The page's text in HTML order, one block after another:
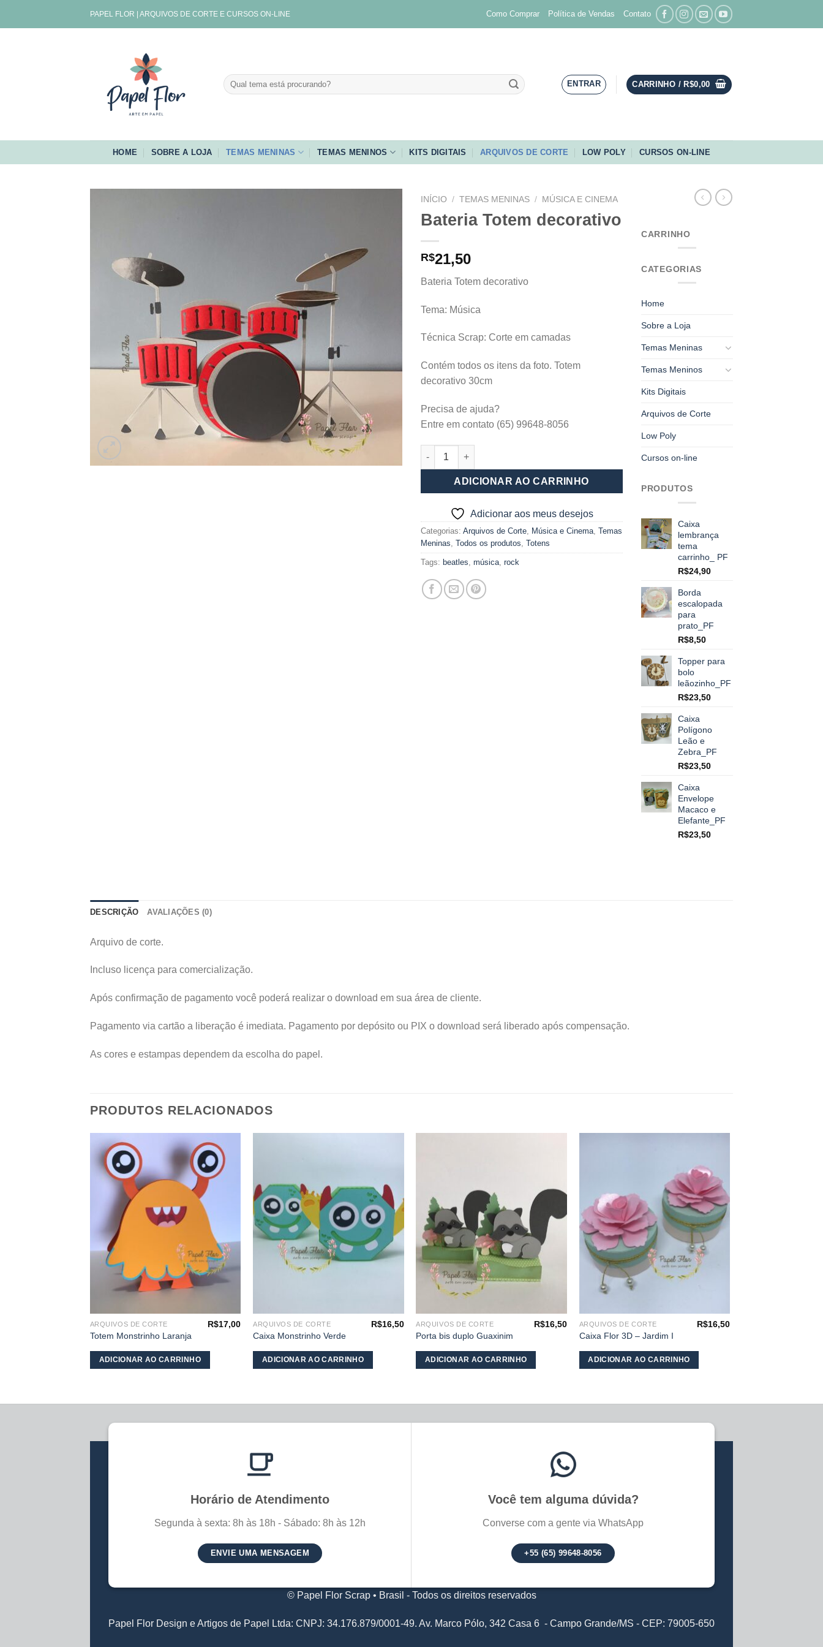
PAPEL FLOR | ARQUIVOS DE CORTE E CURSOS ON-LINE Como Comprar Política de Vendas Contato
Pesquisar
por:
ENTRAR CARRINHO /R$0,00
HOME SOBRE A LOJA TEMAS MENINAS TEMAS MENINOS KITS DIGITAIS ARQUIVOS DE CORTE LOW POLY CURSOS ON-LINE
meus
INÍCIO / TEMAS MENINAS / MÚSICA E CINEMA
Bateria Totem decorativo
R$21,50
Bateria Totem decorativo
Tema: Música
Técnica Scrap: Corte em camadas
Contém todos os itens da foto. Totem
decorativo 30cm
Precisa de ajuda?
Entre em contato (65) 99648-8056
Bateria Totem decorativo quantidade
ADICIONAR AO CARRINHO
Adicionar aos meus desejos
Categorias: Arquivos de Corte Música e Cinema Temas
Meninas Todos os produtos Totens
Tags: beatles música rock
CARRINHO
CATEGORIAS
Home
Sobre a Loja
Temas Meninas
Temas Meninos
Kits Digitais
Arquivos de Corte
Low Poly
Cursos on-line
PRODUTOS
Caixa
lembrança
tema
carrinho_ PF
R$24,90
Borda
escalopada
para
prato_PF
R$8,50
Topper para
bolo
leãozinho_PF
R$23,50
Caixa
Polígono
Leão e
Zebra_PF
R$23,50
Caixa
Envelope
Macaco e
Elefante_PF
R$23,50
DESCRIÇÃO AVALIAÇÕES (0)
Arquivo de corte.
Incluso licença para comercialização.
Após confirmação de pagamento você poderá realizar o download em sua área de cliente.
Pagamento via cartão a liberação é imediata. Pagamento por depósito ou PIX o download será liberado após compensação.
As cores e estampas dependem da escolha do papel.
PRODUTOS RELACIONADOS
Adicionar
aos
meus
desejos
ARQUIVOS DE CORTE
Totem Monstrinho Laranja
R$17,00
ADICIONAR AO CARRINHO
meus
desejos
ARQUIVOS DE CORTE
Caixa Monstrinho Verde
R$16,50
ADICIONAR AO CARRINHO
desejos
ARQUIVOS DE CORTE
Porta bis duplo Guaxinim
R$16,50
ADICIONAR AO CARRINHO
Adicionar
aos
meus
desejos
ARQUIVOS DE CORTE
Caixa Flor 3D – Jardim I
R$16,50
ADICIONAR AO CARRINHO
Horário de Atendimento
Segunda à sexta: 8h às 18h - Sábado: 8h às 12h
ENVIE UMA MENSAGEM
Você tem alguma dúvida?
Converse com a gente via WhatsApp
+55 (65) 99648-8056
© Papel Flor Scrap • Brasil - Todos os direitos reservados
Papel Flor Design e Artigos de Papel Ltda: CNPJ: 34.176.879/0001-49. Av. Marco Pólo, 342 Casa 6 - Campo Grande/MS - CEP: 79005-650